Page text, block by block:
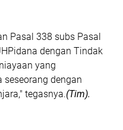
Pasal 338 subs Pasal
dengan Tindak
yang
dengan
tegasnya.(Tim).